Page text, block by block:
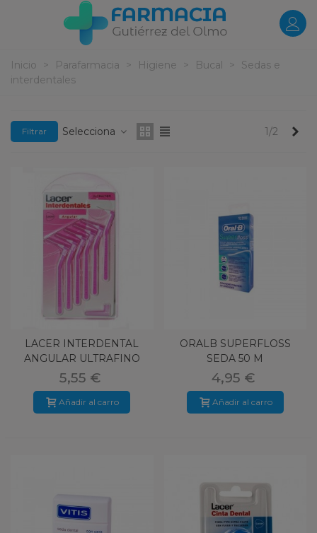
Inicio > Parafarmacia > Higiene > Bucal >
Sedas e
interdentales
Filtrar Selecciona 1/2
LACER INTERDENTAL
ANGULAR ULTRAFINO
5,55 €
Añadir al carro
ORALB SUPERFLOSS
SEDA 50 M
4,95 €
Añadir al carro